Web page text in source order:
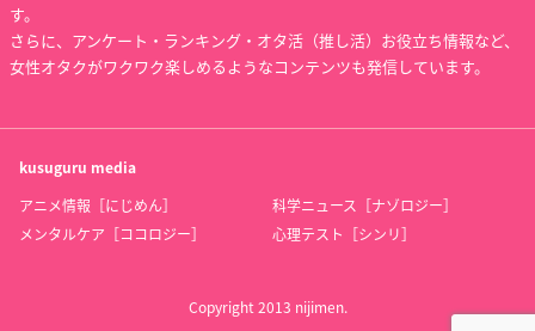
す。
さらに、アンケート・ランキング・オタ活（推し活）お役立ち情報など、
女性オタクがワクワク楽しめるようなコンテンツも発信しています。
kusuguru media
アニメ情報［にじめん］
科学ニュース［ナゾロジー］
メンタルケア［ココロジー］
心理テスト［シンリ］
Copyright 2013 nijimen.